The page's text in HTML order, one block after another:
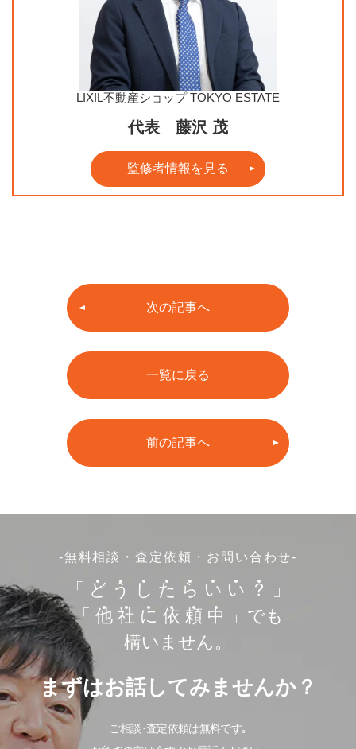
LIXIL不動産ショップ TOKYO ESTATE
代表 藤沢 茂
監修者情報を見る
次の記事へ
一覧に戻る
前の記事へ
-無料相談・査定依頼・お問い合わせ-
「 ど う し た ら い い ？
」
「 他 社 に 依 頼 中 」でも
構いません。
まずはお話してみませんか？
ご相談･査定依頼は無料です｡